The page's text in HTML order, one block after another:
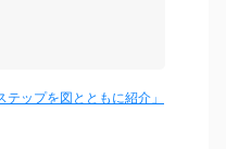
ップを図とともに紹介」